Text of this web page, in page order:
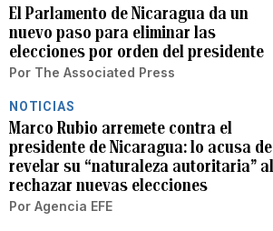
El Parlamento de Nicaragua da un
nuevo paso para eliminar las
elecciones por orden del presidente
Por The Associated Press
NOTICIAS
Marco Rubio arremete contra el
presidente de Nicaragua: lo acusa de
revelar su “naturaleza autoritaria” al
rechazar nuevas elecciones
Por Agencia EFE